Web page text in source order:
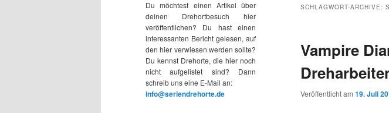
SCHLAGWORT-ARCHIVE:
Vampire
Veröffentlicht am 19. Juli
Du möchtest einen Artikel über
deinen Drehortbesuch hier
veröffentlichen? Du hast einen
interessanten Bericht gelesen, auf
den hier verwiesen werden sollte?
Du kennst Drehorte, die hier noch
nicht aufgelistet sind? Dann
schreib uns eine E-Mail an:
info@seriendrehorte.de